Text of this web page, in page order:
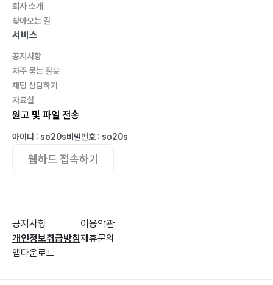
마음은 취하고?63
정조 임금?64
소수서원과 선비촌?66
사랑아?67
우리의 인생?67
의령 관광?68
밭갈이 하는 농부?69
애주가?71
잔잔한 음악?73
중국의 서호?74
부사?75
회사 소개
찾아오는 길
서비스
공지사항
자주 묻는 질문
채팅 상담하기
자료실
원고 및 파일 전송
아이디 : so20s비밀번호 : so20s
웹하드 접속하기
공지사항
개인정보취급방침
앱다운로드
이용약관
제휴문의